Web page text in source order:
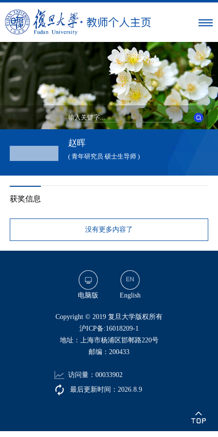
赵晖
( 青年研究员 硕士生导师 )
获奖信息
没有更多内容了
电脑版 English
​Copyright © 2019 复旦大学版权所有
沪ICP备:16018209-1
地址：上海市杨浦区邯郸路220号
邮编：200433
访问量： 00033902
最后更新时间： 2026 8 9